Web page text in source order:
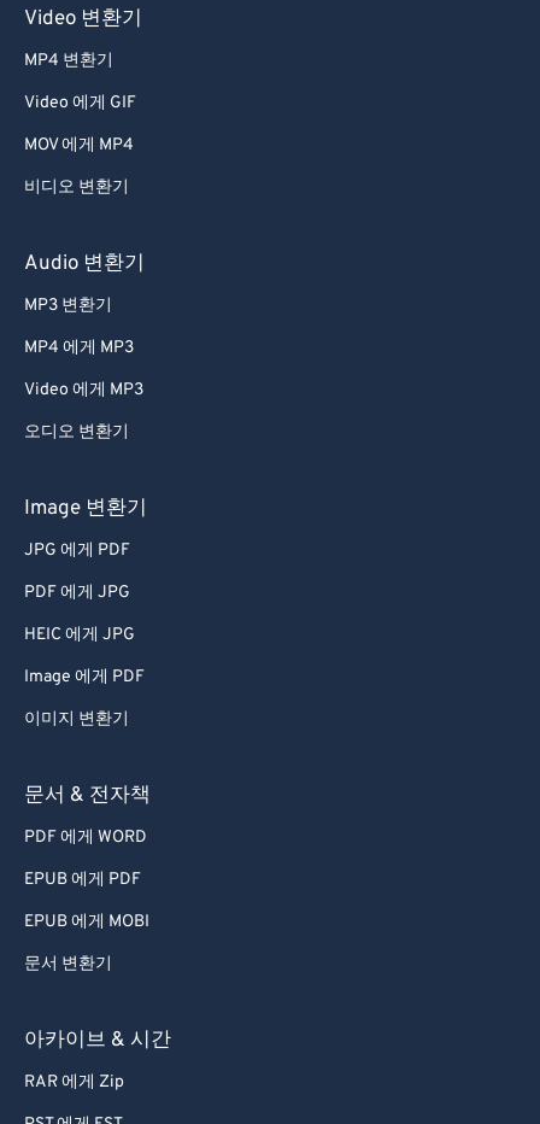
Video 변환기
MP4 변환기
Video 에게 GIF
MOV 에게 MP4
비디오 변환기
Audio 변환기
MP3 변환기
MP4 에게 MP3
Video 에게 MP3
오디오 변환기
Image 변환기
JPG 에게 PDF
PDF 에게 JPG
HEIC 에게 JPG
Image 에게 PDF
이미지 변환기
문서 & 전자책
PDF 에게 WORD
EPUB 에게 PDF
EPUB 에게 MOBI
문서 변환기
아카이브 & 시간
RAR 에게 Zip